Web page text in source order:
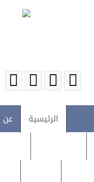
الرئيسية عن